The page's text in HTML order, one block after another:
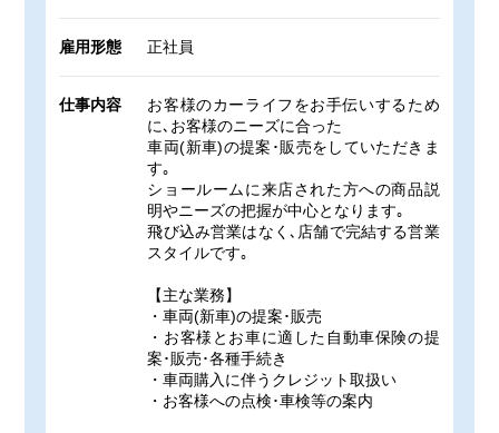
雇用形態 正社員
仕事内容
お客様のカーライフをお手伝いするため
に､お客様のニーズに合った
車両(新車)の提案･販売をしていただきま
す｡
ショールームに来店された方への商品説
明やニーズの把握が中心となります｡
飛び込み営業はなく､店舗で完結する営業
スタイルです｡
【主な業務】
・車両(新車)の提案･販売
・お客様とお車に適した自動車保険の提
案･販売･各種手続き
・車両購入に伴うクレジット取扱い
・お客様への点検･車検等の案内